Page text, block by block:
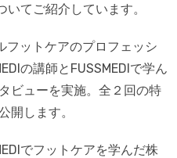
いてご紹介しています。
フットケアのプロフェッシ
の講師とFUSSMEDIで学ん
ビューを実施。全２回の特
開します。
でフットケアを学んだ株